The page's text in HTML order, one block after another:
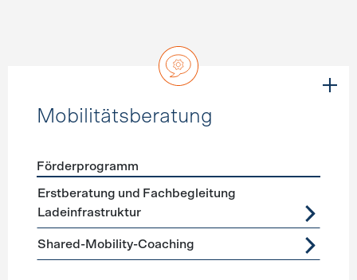
Mobilitätsberatung
Förderprogramme Mobilitätsberatung
Förderprogramm
Erstberatung und Fachbegleitung
Ladeinfrastruktur
Shared-Mobility-Coaching